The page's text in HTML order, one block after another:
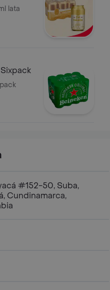
lata
#152-50, Suba,
Cundinamarca,